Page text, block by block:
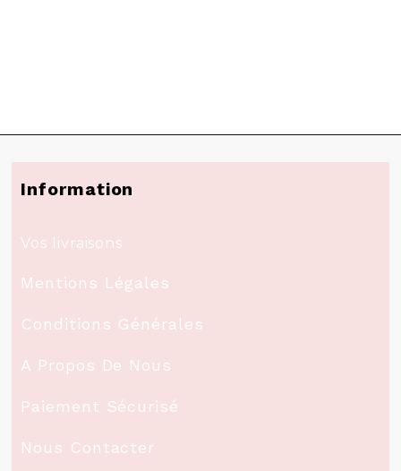
Information
Vos livraisons
Mentions Légales
Conditions Générales
A Propos De Nous
Paiement Sécurisé
Nous Contacter